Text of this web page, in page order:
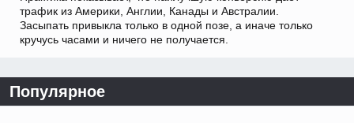
трафик из Америки, Англии, Канады и Австралии.
Засыпать привыкла только в одной позе, а иначе только
кручусь часами и ничего не получается.
Популярное